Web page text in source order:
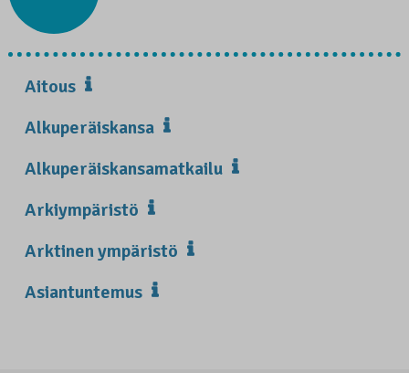
Aitous
Alkuperäiskansa
Alkuperäiskansamatkailu
Arkiympäristö
Arktinen ympäristö
Asiantuntemus